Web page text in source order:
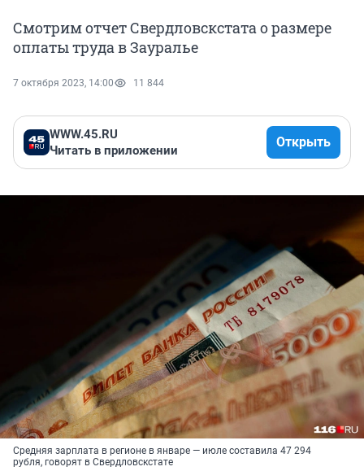
Смотрим отчет Свердловскстата о размере
оплаты труда в Зауралье
7 октября 2023, 14:00 11 844
WWW.45.RU
Читать в приложении
Открыть
Средняя зарплата в регионе в январе — июле составила 47 294
рубля, говорят в Свердловскстате